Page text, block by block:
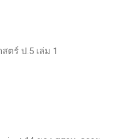
ตร์ ป.5 เล่ม 1